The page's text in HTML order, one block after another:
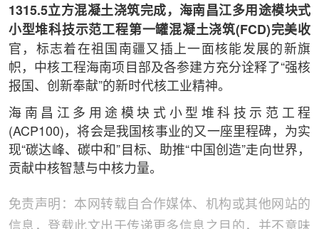
1315.5立方混凝土浇筑完成，海南昌江多用途模块式
小型堆科技示范工程第一罐混凝土浇筑(FCD)完美收
官，标志着在祖国南疆又插上一面核能发展的新旗
帜，中核工程海南项目部及各参建方充分诠释了“强核
报国、创新奉献”的新时代核工业精神。
海南昌江多用途模块式小型堆科技示范工程
(ACP100)，将会是我国核事业的又一座里程碑，为实
现“碳达峰、碳中和”目标、助推“中国创造”走向世界，
贡献中核智慧与中核力量。
免责声明：本网转载自合作媒体、机构或其他网站的